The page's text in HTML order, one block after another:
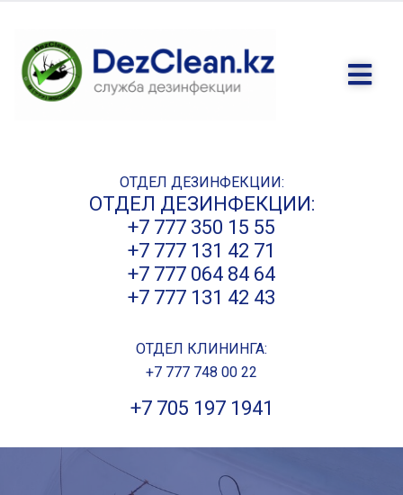
ОТДЕЛ ДЕЗИНФЕКЦИИ:
ОТДЕЛ ДЕЗИНФЕКЦИИ:
+7 777 350 15 55
+7 777 131 42 71
+7 777 064 84 64
+7 777 131 42 43
ОТДЕЛ КЛИНИНГА:
+7 777 748 00 22
+7 705 197 1941